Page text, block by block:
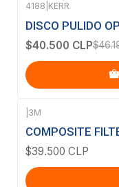
-12%OFF
4188 KERR
DISCO PULIDO
$40.500 CLP
3M
COMPOSITE
$39.500 CLP